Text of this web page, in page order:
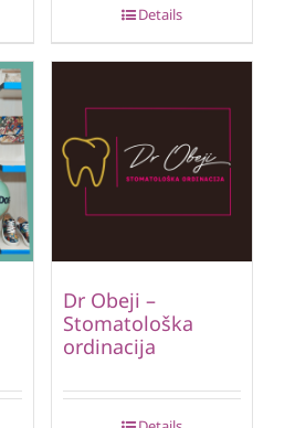
Details
Dr Obeji –
Stomatološka
ordinacija